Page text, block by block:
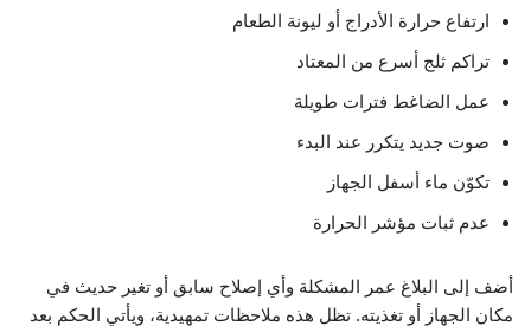
ارتفاع حرارة الأدراج أو ليونة الطعام
تراكم ثلج أسرع من المعتاد
عمل الضاغط فترات طويلة
صوت جديد يتكرر عند البدء
تكوّن ماء أسفل الجهاز
عدم ثبات مؤشر الحرارة
أضف إلى البلاغ عمر المشكلة وأي إصلاح سابق أو تغير حديث في
مكان الجهاز أو تغذيته. تظل هذه ملاحظات تمهيدية، ويأتي الحكم بعد